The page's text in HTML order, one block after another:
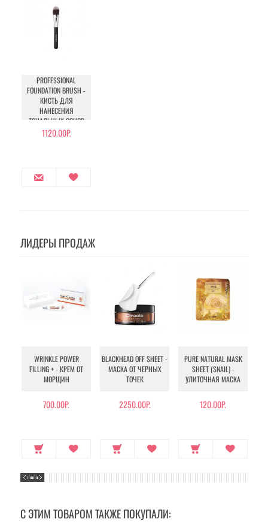
PROFESSIONAL
FOUNDATION BRUSH -
КИСТЬ ДЛЯ
НАНЕСЕНИЯ
ТОНАЛЬНЫХ ОСНОВ
1120.00Р.
ЛИДЕРЫ ПРОДАЖ
WRINKLE POWER
FILLING + - КРЕМ ОТ
МОРЩИН
700.00Р.
BLACKHEAD OFF SHEET -
МАСКА ОТ ЧЕРНЫХ
ТОЧЕК
2250.00Р.
PURE NATURAL MASK
SHEET (SNAIL) -
УЛИТОЧНАЯ МАСКА
120.00Р.
С ЭТИМ ТОВАРОМ ТАКЖЕ ПОКУПАЛИ: